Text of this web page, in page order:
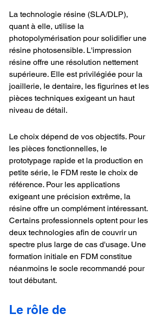
La technologie résine (SLA/DLP),
quant à elle, utilise la
photopolymérisation pour solidifier une
résine photosensible. L'impression
résine offre une résolution nettement
supérieure. Elle est privilégiée pour la
joaillerie, le dentaire, les figurines et les
pièces techniques exigeant un haut
niveau de détail.
Le choix dépend de vos objectifs. Pour
les pièces fonctionnelles, le
prototypage rapide et la production en
petite série, le FDM reste le choix de
référence. Pour les applications
exigeant une précision extrême, la
résine offre un complément intéressant.
Certains professionnels optent pour les
deux technologies afin de couvrir un
spectre plus large de cas d'usage. Une
formation initiale en FDM constitue
néanmoins le socle recommandé pour
tout débutant.
Le rôle de